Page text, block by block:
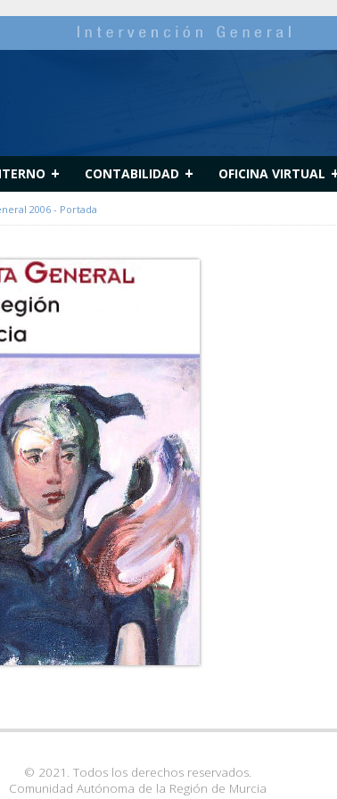
+ CONTABILIDAD + OFICINA VIRTUAL
2006 - Portada
© 2021. Todos los derechos reservados.
Comunidad Autónoma de la Región de Murcia